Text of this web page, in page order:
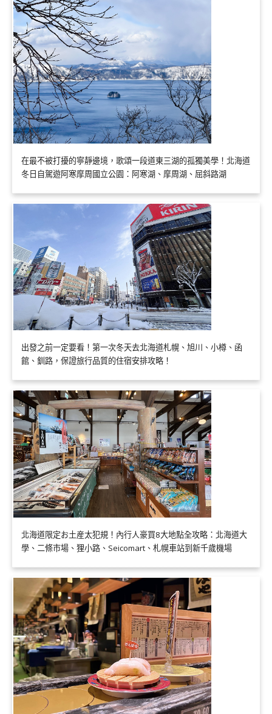
在最不被打擾的寧靜邊境，歌頌一段道東三湖的孤獨美學！北海道
冬日自駕遊阿寒摩周國立公園：阿寒湖、摩周湖、屈斜路湖
出發之前一定要看！第一次冬天去北海道札幌、旭川、小樽、函
館、釧路，保證旅行品質的住宿安排攻略！
北海道限定お土産太犯規！內行人豪買8大地點全攻略：北海道大
學、二條市場、狸小路、Seicomart、札幌車站到新千歲機場